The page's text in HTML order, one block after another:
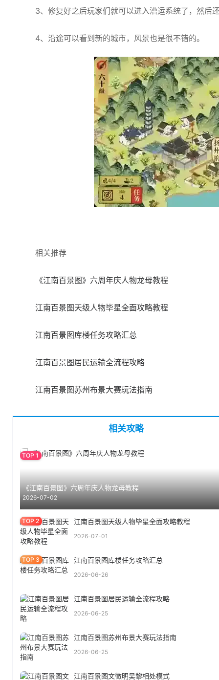
3、修复好之后玩家们就可以进入漕运系统了，然后
4、沿途可以看到新的城市，风景也是很不错的。
相关推荐
《江南百景图》六周年庆人物龙母教程
江南百景图天级人物毕星全面攻略教程
江南百景图库楼任务攻略汇总
江南百景图居民运输全流程攻略
江南百景图苏州布景大赛玩法指南
相关攻略
《江南百景图》六周年庆人物龙母教程
2026-07-02
江南百景图天级人物毕星全面攻略教程
2026-07-01
江南百景图库楼任务攻略汇总
2026-06-26
江南百景图居民运输全流程攻略
2026-06-25
江南百景图苏州布景大赛玩法指南
2026-06-25
江南百景图文徵明吴黎相处模式